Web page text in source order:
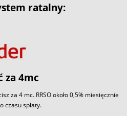
ratalny:
za 4mc
za 4 mc. RRSO około 0,5% miesięcznie
czasu spłaty.